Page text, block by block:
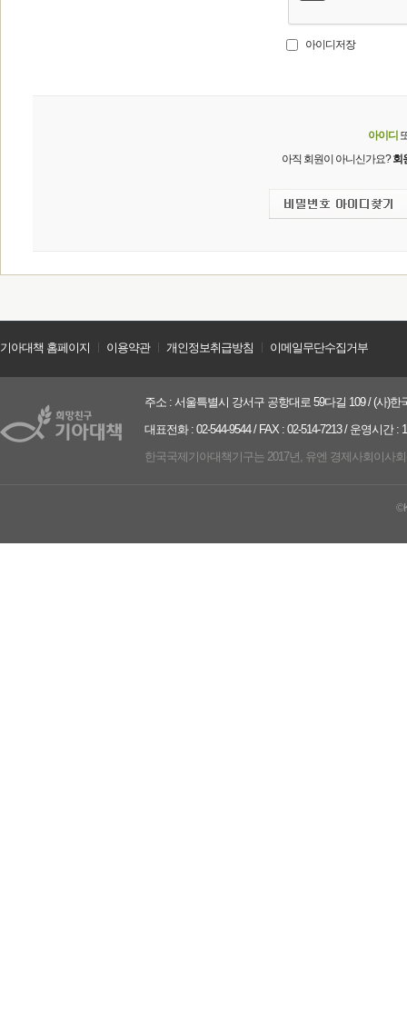
아이디저장
아이디
아직 회원이 아니신가요?회
기아대책 홈페이지 이용약관 개인정보취급방침 이메일무단수집거부
주소 : 서울특별시 강서구 공항대로 59다길 109 / (사)
대표전화 : 02-544-9544 / FAX : 02-514-7213 / 운영시간 :
한국국제기아대책기구는 2017년, 유엔 경제사회이사